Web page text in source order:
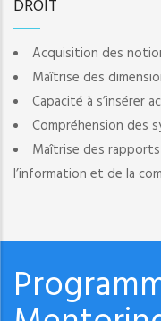
DROIT
Acquisition des
Maîtrise des
Capacité à s’insérer
Compréhension des
Maîtrise des
l’information et de la